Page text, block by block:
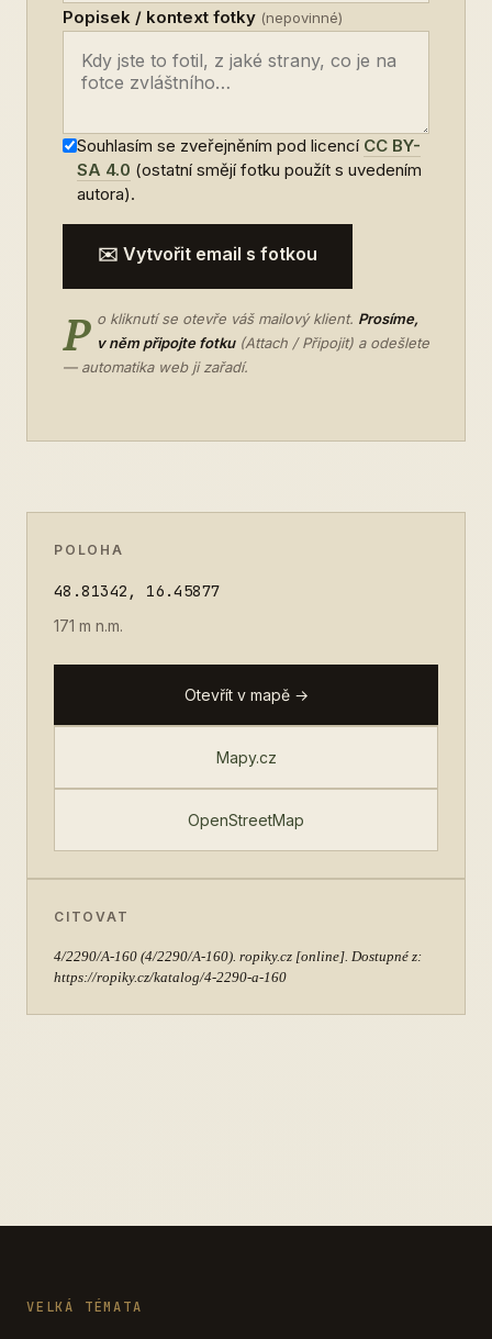
Popisek / kontext fotky (nepovinné)
Souhlasím se zveřejněním pod licencí CC BY-
SA 4.0 (ostatní smějí fotku použít s uvedením
autora).
✉️ Vytvořit email s fotkou
P o kliknutí se otevře váš mailový klient. Prosíme,
v něm připojte fotku(Attach / Připojit) a odešlete
— automatika web ji zařadí.
POLOHA
48.81342, 16.45877
171 m n.m.
Otevřít v mapě →
Mapy.cz
OpenStreetMap
CITOVAT
4/2290/A-160 (4/2290/A-160). ropiky.cz [online]. Dostupné z:
https://ropiky.cz/katalog/4-2290-a-160
VELKÁ TÉMATA